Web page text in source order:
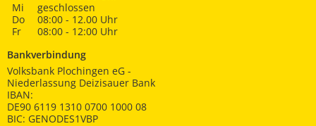
Mi
geschlossen
Do
08:00 - 12.00 Uhr
Fr
08:00 - 12:00 Uhr
Bankverbindung
Volksbank Plochingen eG -
Niederlassung Deizisauer Bank
IBAN:
DE90 6119 1310 0700 1000 08
BIC: GENODES1VBP